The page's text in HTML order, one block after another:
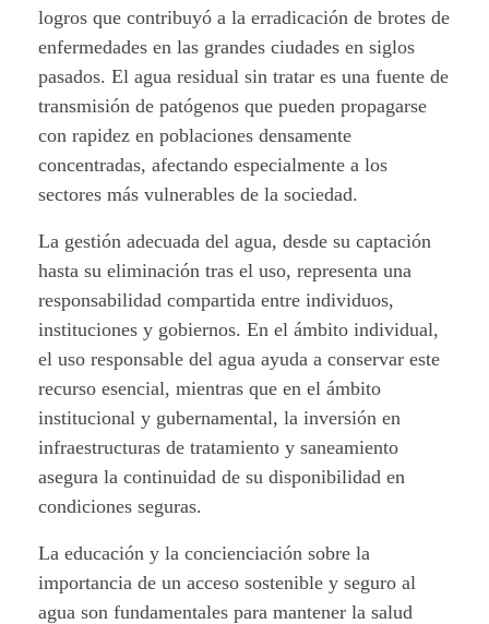
logros que contribuyó a la erradicación de brotes de
enfermedades en las grandes ciudades en siglos
pasados. El agua residual sin tratar es una fuente de
transmisión de patógenos que pueden propagarse
con rapidez en poblaciones densamente
concentradas, afectando especialmente a los
sectores más vulnerables de la sociedad.
La gestión adecuada del agua, desde su captación
hasta su eliminación tras el uso, representa una
responsabilidad compartida entre individuos,
instituciones y gobiernos. En el ámbito individual,
el uso responsable del agua ayuda a conservar este
recurso esencial, mientras que en el ámbito
institucional y gubernamental, la inversión en
infraestructuras de tratamiento y saneamiento
asegura la continuidad de su disponibilidad en
condiciones seguras.
La educación y la concienciación sobre la
importancia de un acceso sostenible y seguro al
agua son fundamentales para mantener la salud